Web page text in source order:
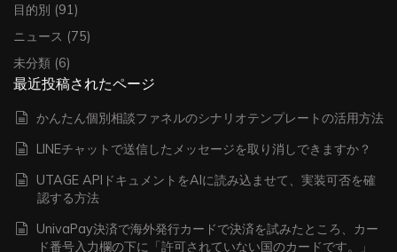
目的別 (91)
ニュース (75)
未分類 (6)
最近投稿されたページ
かんたん個別相談ファネルのシナリオテンプレートの活用方法
LINEチャットで送信したメッセージを取り消しできますか？
UTAGE APIドキュメントをAIに読み込ませて、実装可否を確
認する方法
UnivaPay決済で海外発行カードで決済を試みたところ、カー
ド番号入力欄の下に「許可されていない国のカードです。」